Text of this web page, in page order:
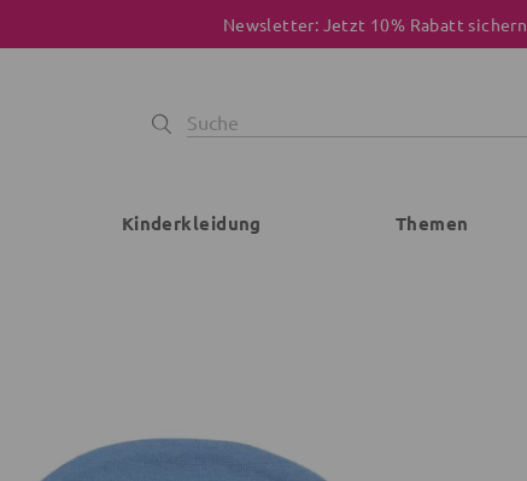
Newsletter: Jetzt 10% Rabatt sichern
Kinderkleidung Themen